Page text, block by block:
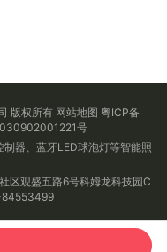
版权所有 网站地图 粤ICP备
号
器、蓝牙LED球泡灯等智能照
区观盛五路6号科姆龙科技园C